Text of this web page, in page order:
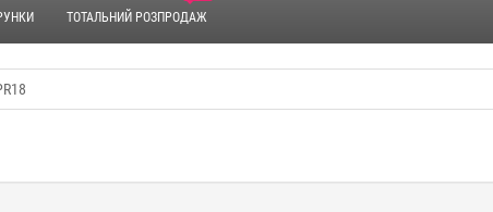
ТОТАЛЬНИЙ РОЗПРОДАЖ